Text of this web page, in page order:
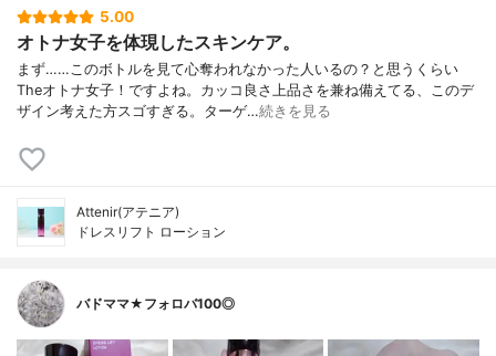
5.00
オトナ女子を体現したスキンケア。
まず……このボトルを見て心奪われなかった人いるの？と思うくらい
Theオトナ女子！ですよね。カッコ良さ上品さを兼ね備えてる、このデ
ザイン考えた方スゴすぎる。ターゲ…続きを見る
Attenir(アテニア)
ドレスリフト ローション
バドママ★フォロバ100◎